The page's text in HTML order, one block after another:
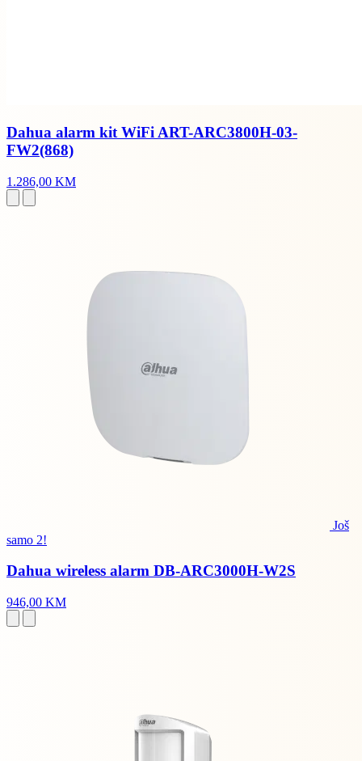
Dahua alarm kit WiFi ART-ARC3800H-03-
FW2(868)
1.286,00 KM
Još
samo 2!
Dahua wireless alarm DB-ARC3000H-W2S
946,00 KM